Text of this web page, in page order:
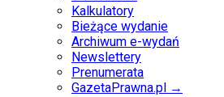
Kalkulatory
Bieżące wydanie
Archiwum e-wydań
Newslettery
Prenumerata
GazetaPrawna.pl →